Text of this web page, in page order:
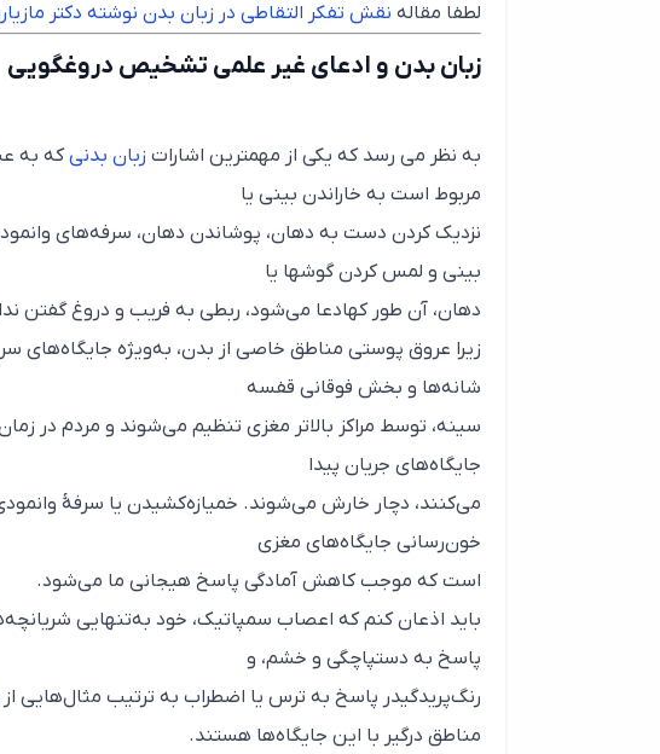
لطفا مقاله نقش تفکر التقاطی در زبان بدن نوشته دکتر
زبان بدن و ادعای غیر علمی تشخیص دروغگویی
به نظر می رسد که یکی از مهمترین اشارات زبان بدنیکه به
مربوط است به خاراندن بینی یا
نزدیک کردن دست به دهان، پوشاندن دهان، سرفه‌های
بینی و لمس کردن گوشها یا
دهان، آن طور کهادعا می‌شود، ربطی به فریب و دروغ گفتن
زیرا عروق پوستی مناطق خاصی از بدن، به‌ویژه جایگاه‌های
شانه‌ها و بخش فوقانی قفسه
سینه، توسط مراکز بالاتر مغزی تنظیم می‌شوند و مردم در
جایگاه‌های جریان پیدا
می‌کنند، دچار خارش می‌شوند. خمیازه‌کشیدن یا سرفهٔ
خون‌رسانی جایگاه‌های مغزی
است که موجب کاهش آمادگی پاسخ هیجانی ما می‌شود.
باید اذعان کنم که اعصاب سمپاتیک، خود به‌تنهایی
پاسخ به دستپاچگی و خشم، و
رنگ‌پریدگیدر پاسخ به ترس یا اضطراب به ترتیب
مناطق درگیر با این جایگاه‌ها هستند.